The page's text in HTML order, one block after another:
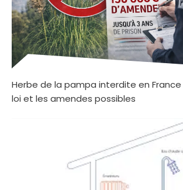
Herbe de la pampa interdite en
loi et les amendes possibles